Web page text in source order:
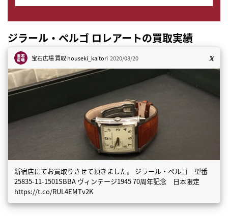
ジラール・ペルゴ ロレアートの買取実績
宝石広場 買取houseki_kaitori 2020/08/20
新宿店にてお買取りさせて頂きました。 ジラール・ペルゴ 型番
25835-11-1501SBBA ヴィンテージ1945 70周年記念 日本限定
https://t.co/RUL4EMTv2K